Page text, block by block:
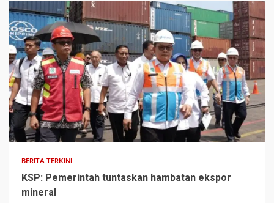
BERITA TERKINI
KSP: Pemerintah tuntaskan hambatan ekspor
mineral